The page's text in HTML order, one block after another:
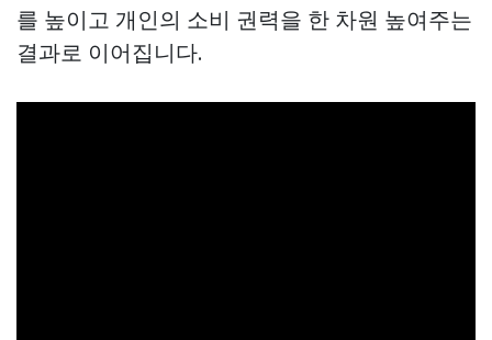
를 높이고 개인의 소비 권력을 한 차원 높여주는
결과로 이어집니다.